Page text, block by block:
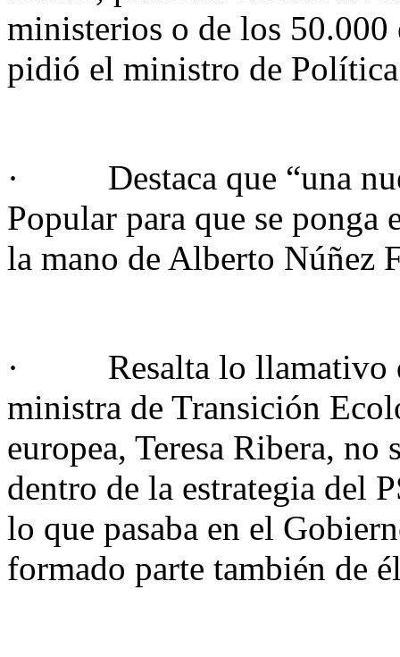
ministerios o de los
pidió el ministro de
· Destaca que “una
Popular para que se
la mano de Alberto Núñez
· Resalta lo llamativo
ministra de Transición
europea, Teresa Ribera,
dentro de la estrategia del
lo que pasaba en el
formado parte también de